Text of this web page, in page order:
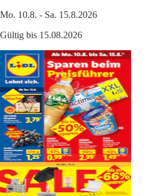
Mo. 10.8. - Sa. 15.8.2026
Gültig bis 15.08.2026